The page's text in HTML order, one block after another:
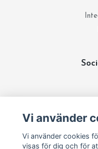
Vi använder
Vi använder cookies
visas för dig och för